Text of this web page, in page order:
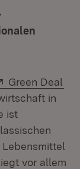
Extern:
Green Deal
in
ist
vor allem